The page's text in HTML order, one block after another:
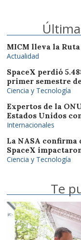
MICM lleva la
Actualidad
SpaceX perdió
primer semestre de
Ciencia y Tecnología
Expertos de la
Estados Unidos
Internacionales
La NASA confirma
SpaceX
Ciencia y Tecnología
Te